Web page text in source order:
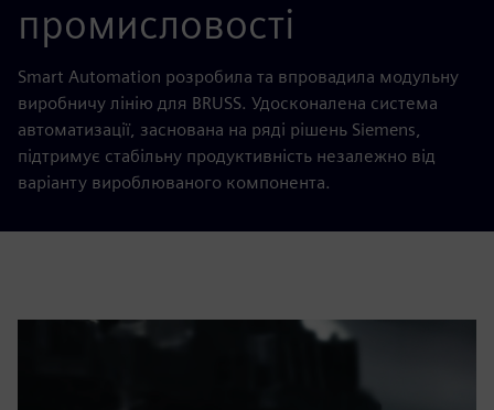
промисловості
Smart Automation розробила та впровадила модульну
виробничу лінію для BRUSS. Удосконалена система
автоматизації, заснована на ряді рішень Siemens,
підтримує стабільну продуктивність незалежно від
варіанту вироблюваного компонента.